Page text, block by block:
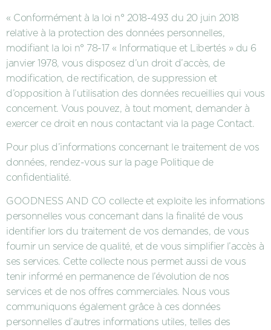
« Conformément à la loi n° 2018-493 du 20 juin 2018
relative à la protection des données personnelles,
modifiant la loi n° 78-17 « Informatique et Libertés » du 6
janvier 1978, vous disposez d’un droit d’accès, de
modification, de rectification, de suppression et
d’opposition à l’utilisation des données recueillies qui vous
concernent. Vous pouvez, à tout moment, demander à
exercer ce droit en nous contactant via la page Contact.
Pour plus d’informations concernant le traitement de vos
données, rendez-vous sur la page Politique de
confidentialité.
GOODNESS AND CO collecte et exploite les informations
personnelles vous concernant dans la finalité de vous
identifier lors du traitement de vos demandes, de vous
fournir un service de qualité, et de vous simplifier l’accès à
ses services. Cette collecte nous permet aussi de vous
tenir informé en permanence de l’évolution de nos
services et de nos offres commerciales. Nous vous
communiquons également grâce à ces données
personnelles d’autres informations utiles, telles des